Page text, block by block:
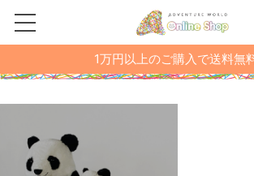
1万円以上のご購入で送料無